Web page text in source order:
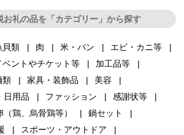
お礼の品を「カテゴリー」から探す
貝類 肉 米・パン
エビ・カニ等
ベントやチケット等
加工品等
類 家具・装飾品
美容
日用品 ファッション
感謝状等
（鶏、烏骨鶏等）
鍋セット
スポーツ・アウトドア